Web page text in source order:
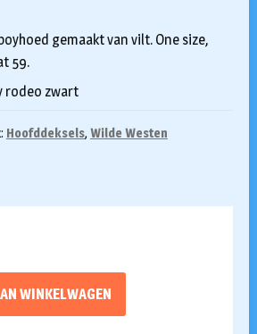
gemaakt van vilt. One size,
59.
rodeo zwart
Hoofddeksels, Wilde Westen
WINKELWAGEN